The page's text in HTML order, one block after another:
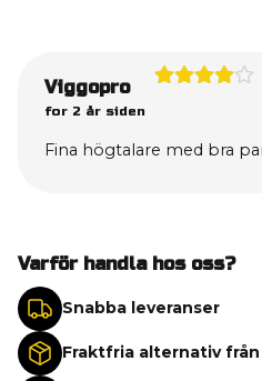
Viggopro
for 2 år siden
Fina högtalare med bra
Varför handla hos oss?
Snabba leveranser
Fraktfria alternativ från